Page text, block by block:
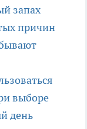
запах
причин
выборе
день